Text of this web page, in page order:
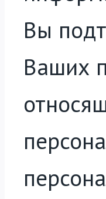
Вы
Ваших